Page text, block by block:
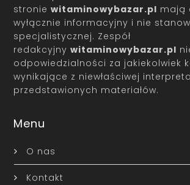
stroniewitaminowybazar.pl mają
wyłącznie informacyjny i nie
specjalistycznej. Zespół
redakcyjnywitaminowybazar.pl
odpowiedzialności za jakiekolwiek
wynikające z niewłaściwej
przedstawionych materiałów.
Menu
O nas
Kontakt